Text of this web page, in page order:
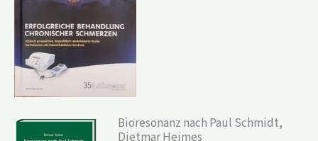
Bioresonanz nach Paul Schmidt,
Dietmar Heimes